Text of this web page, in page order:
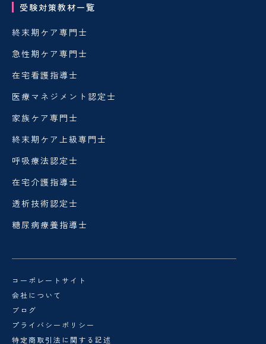
受験対策教材一覧
終末期ケア専門士
急性期ケア専門士
在宅看護指導士
医療マネジメント認定士
家族ケア専門士
終末期ケア上級専門士
呼吸療法認定士
在宅介護指導士
透析技術認定士
糖尿病療養指導士
コーポレートサイト
会社について
ブログ
プライバシーポリシー
特定商取引法に関する記述